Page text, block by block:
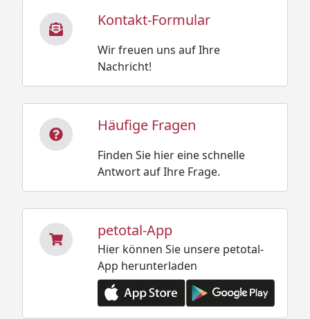
Kontakt-Formular
Wir freuen uns auf Ihre
Nachricht!
Häufige Fragen
Finden Sie hier eine schnelle
Antwort auf Ihre Frage.
petotal-App
Hier können Sie unsere petotal-
App herunterladen